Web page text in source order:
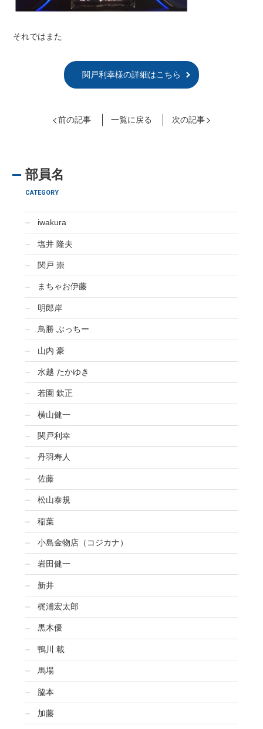
それではまた
関戸利幸様の詳細はこちら
前の記事 一覧に戻る 次の記事
部員名
CATEGORY
iwakura
塩井 隆夫
関戸 崇
まちゃお伊藤
明郎岸
鳥勝 ぶっちー
山内 豪
水越 たかゆき
若園 欽正
横山健一
関戸利幸
丹羽寿人
佐藤
松山泰規
稲葉
小島金物店（コジカナ）
岩田健一
新井
梶浦宏太郎
黒木優
鴨川 載
馬場
脇本
加藤